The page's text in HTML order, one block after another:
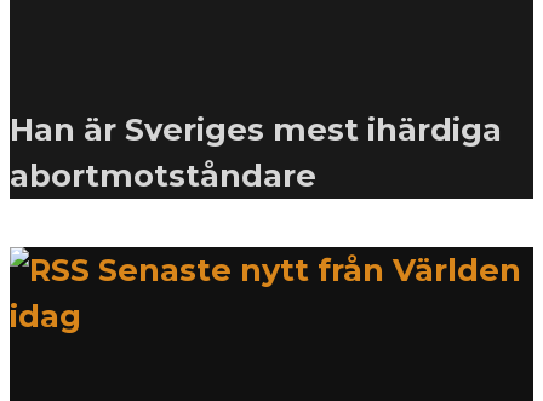
Han är Sveriges mest ihärdiga
abortmotståndare
Senaste nytt från Världen
idag